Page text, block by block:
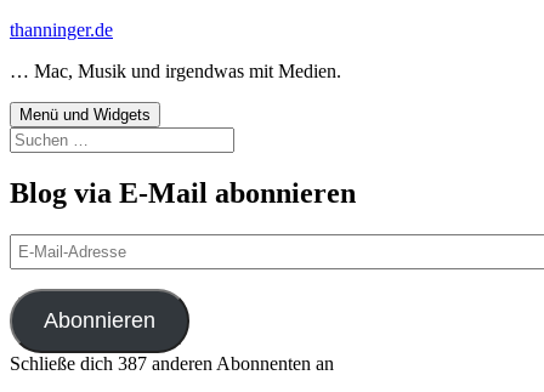
Zum
springen
thanninger.de
… Mac, Musik und irgendwas mit Medien.
Menü und Widgets
Suchen
nach:
Blog via E-Mail abonnieren
E-
Mail-
Adresse
Abonnieren
Schließe dich 387 anderen Abonnenten an